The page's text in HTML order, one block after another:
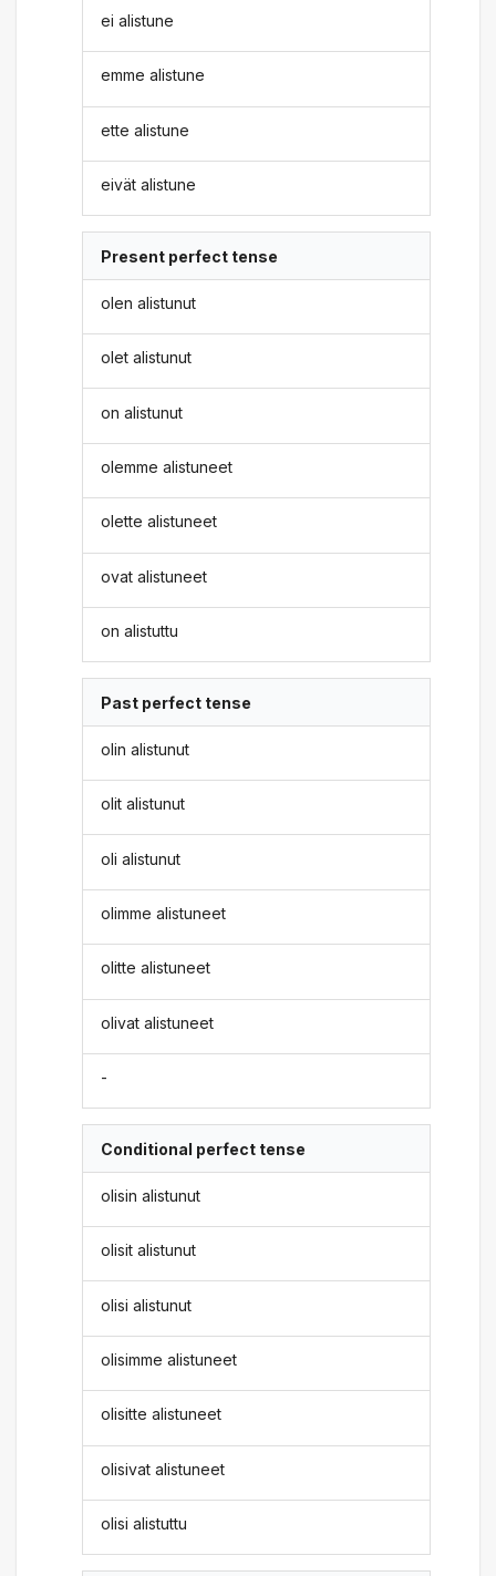
ei alistune
emme alistune
ette alistune
eivät alistune
Present perfect tense
olen alistunut
olet alistunut
on alistunut
olemme alistuneet
olette alistuneet
ovat alistuneet
on alistuttu
Past perfect tense
olin alistunut
olit alistunut
oli alistunut
olimme alistuneet
olitte alistuneet
olivat alistuneet
-
Conditional perfect tense
olisin alistunut
olisit alistunut
olisi alistunut
olisimme alistuneet
olisitte alistuneet
olisivat alistuneet
olisi alistuttu